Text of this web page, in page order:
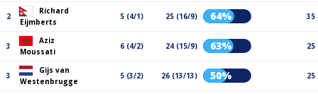
2
Richard
Eijmberts
5 (4/1) 25 (16/9) 64% 35
3
Aziz
Moussati
6 (4/2) 24 (15/9) 63% 25
3
Gijs van
Westenbrugge
5 (3/2) 26 (13/13) 50% 25